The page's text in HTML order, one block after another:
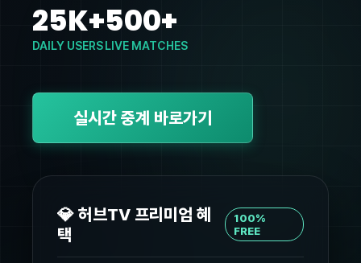
25K+
DAILY USERS
500+
LIVE MATCHES
실시간 중계 바로가기
💎 허브TV 프리미엄 혜
택
100%
FREE